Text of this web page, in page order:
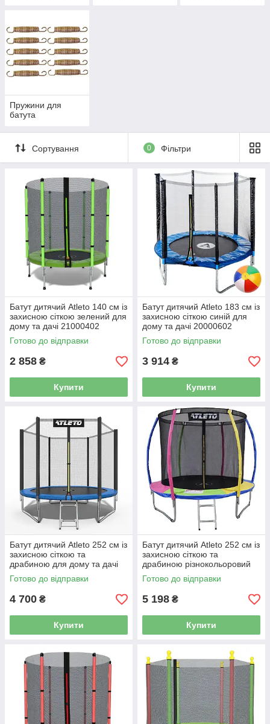
Пружини для
батута
Сортування 0 Фільтри
Батут дитячий Atleto 140 см із
захисною сіткою зелений для
дому та дачі 21000402
Готово до відправки
2 858 ₴
Купити
Батут дитячий Atleto 183 см із
захисною сіткою синій для
дому та дачі 20000602
Готово до відправки
3 914 ₴
Купити
Батут дитячий Atleto 252 см із
захисною сіткою та
драбиною для дому та дачі
20000800
Готово до відправки
4 700 ₴
Купити
Батут дитячий Atleto 252 см із
захисною сіткою та
драбиною різнокольоровий
для дому та дачі 21000123
Готово до відправки
5 198 ₴
Купити